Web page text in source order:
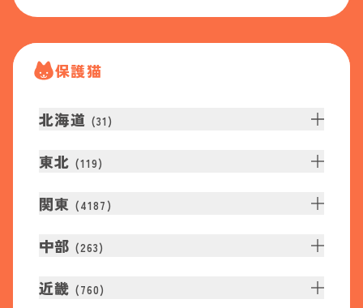
保護猫
北海道 (31 )
東北 (119)
関東 (4187 )
中部 (263)
近畿 (760)